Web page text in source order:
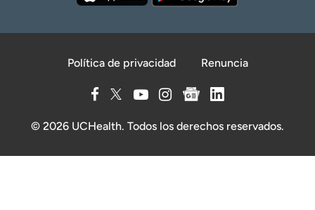
Política de privacidad Renuncia
© 2026 UCHealth. Todos los derechos reservados.